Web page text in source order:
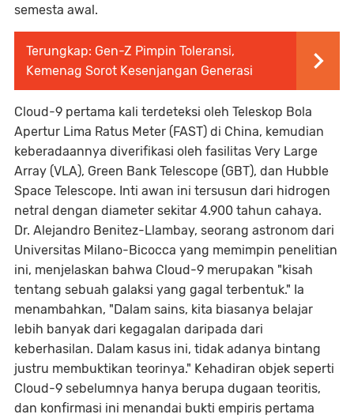
semesta awal.
Terungkap: Gen-Z Pimpin Toleransi,
Kemenag Sorot Kesenjangan Generasi
Cloud-9 pertama kali terdeteksi oleh Teleskop Bola
Apertur Lima Ratus Meter (FAST) di China, kemudian
keberadaannya diverifikasi oleh fasilitas Very Large
Array (VLA), Green Bank Telescope (GBT), dan Hubble
Space Telescope. Inti awan ini tersusun dari hidrogen
netral dengan diameter sekitar 4.900 tahun cahaya.
Dr. Alejandro Benitez-Llambay, seorang astronom dari
Universitas Milano-Bicocca yang memimpin penelitian
ini, menjelaskan bahwa Cloud-9 merupakan "kisah
tentang sebuah galaksi yang gagal terbentuk." Ia
menambahkan, "Dalam sains, kita biasanya belajar
lebih banyak dari kegagalan daripada dari
keberhasilan. Dalam kasus ini, tidak adanya bintang
justru membuktikan teorinya." Kehadiran objek seperti
Cloud-9 sebelumnya hanya berupa dugaan teoritis,
dan konfirmasi ini menandai bukti empiris pertama